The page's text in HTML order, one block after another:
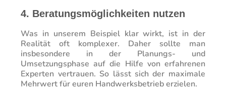
4. Beratungsmöglichkeiten nutzen
Was in unserem Beispiel klar wirkt, ist in der
Realität oft komplexer. Daher sollte man
insbesondere in der Planungs- und
Umsetzungsphase auf die Hilfe von erfahrenen
Experten vertrauen. So lässt sich der maximale
Mehrwert für euren Handwerksbetrieb erzielen.